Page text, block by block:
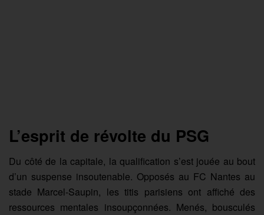
L’esprit de révolte du PSG
Du côté de la capitale, la qualification s’est jouée au bout
d’un suspense insoutenable. Opposés au FC Nantes au
stade Marcel-Saupin, les titis parisiens ont affiché des
ressources mentales insoupçonnées. Menés, bousculés